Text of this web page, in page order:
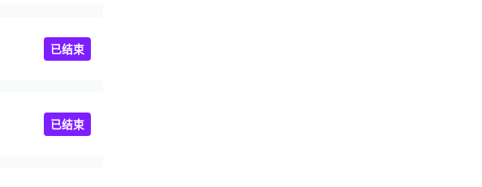
已结束
已结束